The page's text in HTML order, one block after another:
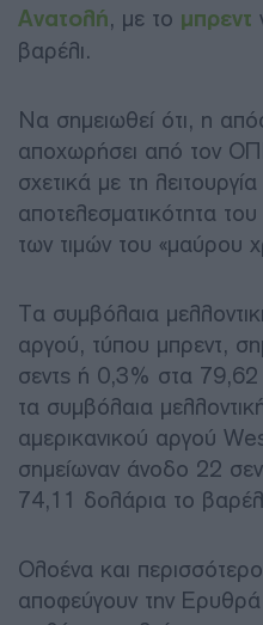
Ανατολή, με το μπρεντ
βαρέλι.
Να σημειωθεί ότι, η
αποχωρήσει από τον
σχετικά με τη
αποτελεσματικότητα
των τιμών του «μαύρου
Τα συμβόλαια
αργού, τύπου μπρεντ,
σεντς ή 0,3% στα
τα συμβόλαια
αμερικανικού αργού
σημείωναν άνοδο 22
74,11 δολάρια το
Ολοένα και
αποφεύγουν την